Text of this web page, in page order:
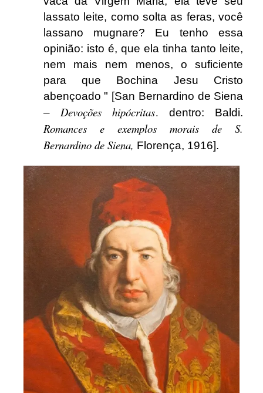
lassato leite, como solta as feras, você
lassano mugnare? Eu tenho essa
opinião: isto é, que ela tinha tanto leite,
nem mais nem menos, o suficiente
para que Bochina Jesu Cristo
abençoado " [San Bernardino de Siena
–Devoções hipócritas. dentro: Baldi.
Romances e exemplos morais de S.
Bernardino de Siena, Florença, 1916].